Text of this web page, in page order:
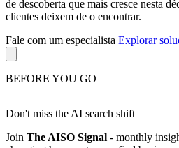
de descoberta que mais cresce nesta
clientes deixem de o encontrar.
Fale com um especialista Explorar
BEFORE YOU GO
Don't miss the AI search shift
Join The AISO Signal - monthly